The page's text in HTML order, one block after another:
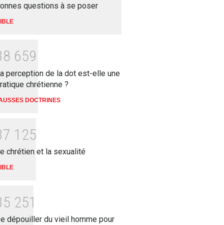
questions à se poser
8 659
perception de la dot est-elle une
chrétienne ?
DOCTRINES
7 1 25
chrétien et la sexualité
5 251
dépouiller du vieil homme pour